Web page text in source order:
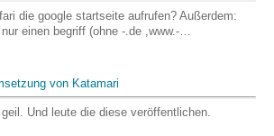
die google startseite aufrufen? Außerdem:
einen begriff (ohne -.de ,www.-…
von Katamari
Und leute die diese veröffentlichen.